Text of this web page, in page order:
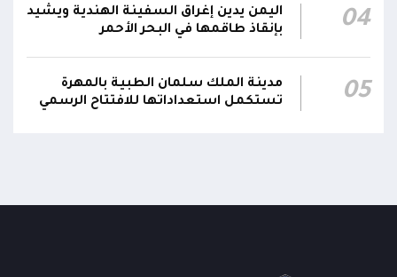
الهجوم الحوثي الذي استهدف معسكراً لقوات
الطوارئ في محافظة مأرب بالصواريخ الباليستية
والجرحى يمثل تصعيداً خطيراً يستوجب تحركاً عاجلاً
من الدولة لإنهاء الانقلاب، معتبراً أن هذه المجزرة
أنهت فعلياً ما تبقى من الهدنة وفرضت واقعاً
04
اليمن يدين إغراق السفينة الهندية ويشيد
بإنقاذ طاقمها في البحر الأحمر
05
مدينة الملك سلمان الطبية بالمهرة
تستكمل استعداداتها للافتتاح الرسمي